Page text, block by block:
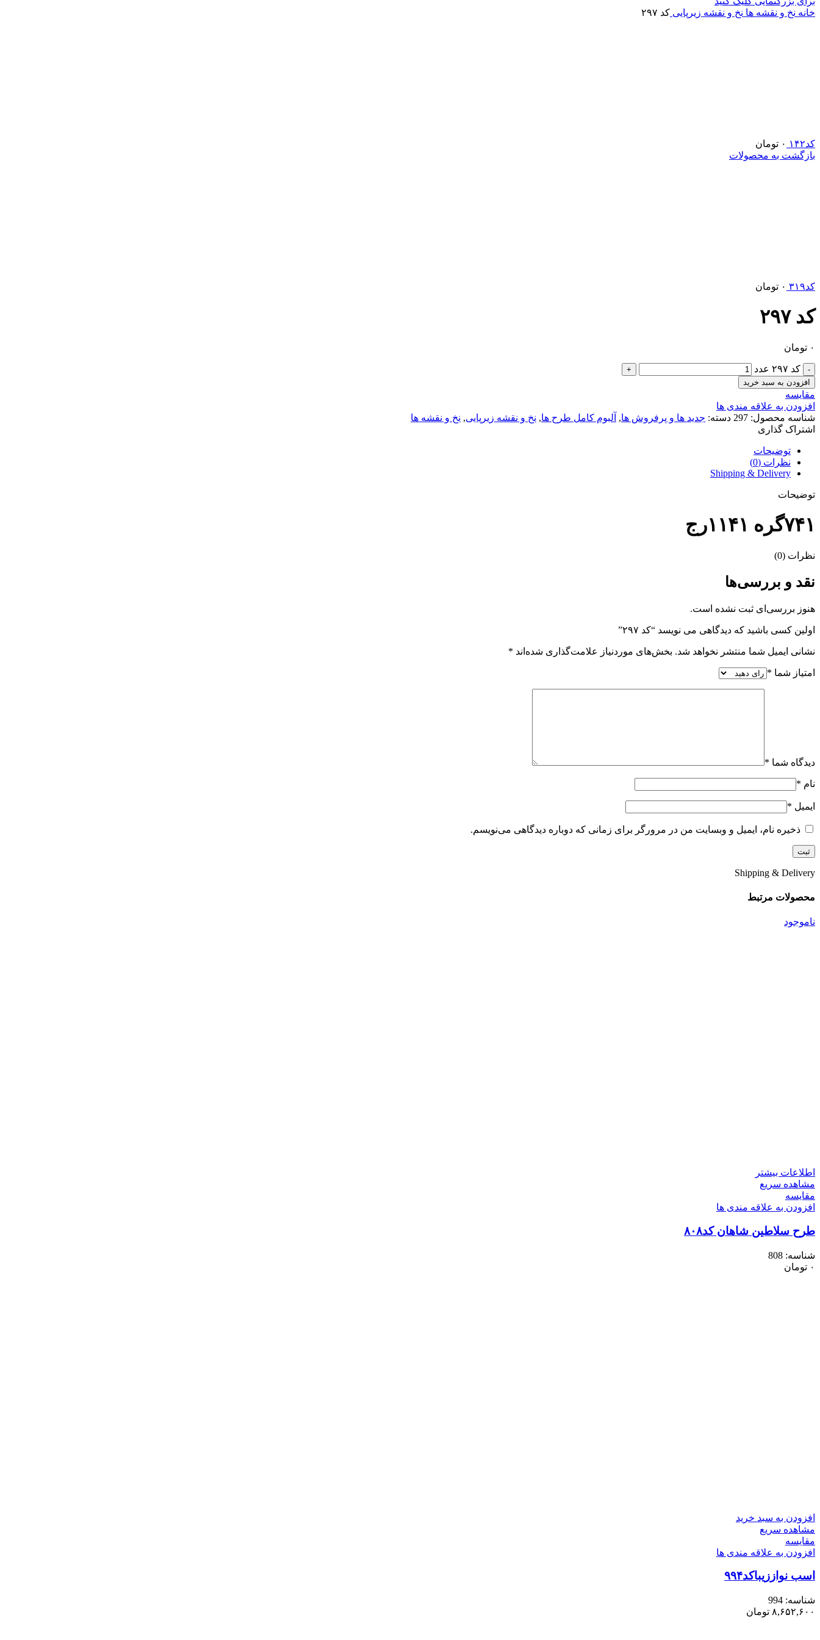
خانه نخ و نقشه ها نخ و نقشه زیرپایی کد ۲۹۷
کد۱۴۲ ۰ تومان
بازگشت به محصولات
کد۳۱۹ ۰ تومان
کد ۲۹۷
۰ تومان
کد ۲۹۷ عدد
افزودن به سبد خرید
مقایسه
افزودن به علاقه مندی ها
شناسه محصول: 297 دسته: جدید ها و پرفروش ها, آلبوم کامل طرح ها, نخ و نقشه زیرپایی, نخ و نقشه ها
اشتراک گذاری
توضیحات
نظرات (0)
Shipping & Delivery
توضیحات
۷۴۱گره ۱۱۴۱رج
نظرات (0)
نقد و بررسی‌ها
هنوز بررسی‌ای ثبت نشده است.
اولین کسی باشید که دیدگاهی می نویسد “کد ۲۹۷”
نشانی ایمیل شما منتشر نخواهد شد. بخش‌های موردنیاز علامت‌گذاری شده‌اند *
امتیاز شما *
دیدگاه شما *
نام *
ایمیل *
ذخیره نام، ایمیل و وبسایت من در مرورگر برای زمانی که دوباره دیدگاهی می‌نویسم.
Shipping & Delivery
محصولات مرتبط
ناموجود
اطلاعات بیشتر
مشاهده سریع
مقایسه
افزودن به علاقه مندی ها
طرح سلاطین شاهان کد۸۰۸
شناسه: 808
۰ تومان
افزودن به سبد خرید
مشاهده سریع
مقایسه
افزودن به علاقه مندی ها
اسب نواززیباکد۹۹۴
شناسه: 994
۸,۶۵۲,۶۰۰ تومان